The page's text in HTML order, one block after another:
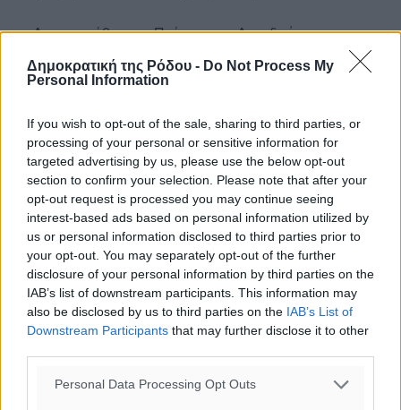
Δημοκρατική της Ρόδου - Do Not Process My
Personal Information
If you wish to opt-out of the sale, sharing to third parties, or
processing of your personal or sensitive information for
targeted advertising by us, please use the below opt-out
section to confirm your selection. Please note that after your
opt-out request is processed you may continue seeing
interest-based ads based on personal information utilized by
us or personal information disclosed to third parties prior to
your opt-out. You may separately opt-out of the further
disclosure of your personal information by third parties on the
IAB’s list of downstream participants. This information may
also be disclosed by us to third parties on the IAB’s List of
Downstream Participants that may further disclose it to other
Personal Data Processing Opt Outs
– Δημιουργήθηκε το Πρόγραμμα «Αυτοδιοίκηση –
Κοινωνική Συνοχή -Ισόρροπη Ανάπτυξη» (ΑΚΣΙΑ) για την
εξόφληση υποχρεώσεων των δήμων που προέρχονται
έχουν καταστεί τελεσίδικες. Το Πρόγραμμα αυτό
ξεκίνησε τον Φεβρουάριο του 2017 και από τότε μέχρι
σήμερα έχουν δοθεί στους ΟΤΑ 134 εκατ. ευρώ.
– Τα τελευταία έτη δίνεται έκτακτη οικονομική ενίσχυση
περίπου 20 εκατ. ευρώ στους συνολικά 88 μικρούς
ορεινούς και νησιωτικούς δήμους, προκειμένου να
καλύψουν λειτουργικές δαπάνες ή επενδυτικές
δραστηριότητες και έργα. Η αρχή έγινε το 2017,
συνεχίστηκε το 2018 (συνολικά δόθηκαν 40,5 εκατ.
ευρώ) και στο υπουργείο Εσωτερικών διαβεβαιώνουν ότι
η έκτακτη βοήθεια θα συνεχιστεί και το 2019.
– Επιπλέον, σε εξέλιξη βρίσκεται η εφαρμογή του